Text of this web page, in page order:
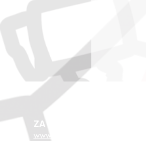
ZA VIŠE O EU FONDOVIMA
www.esf.hr